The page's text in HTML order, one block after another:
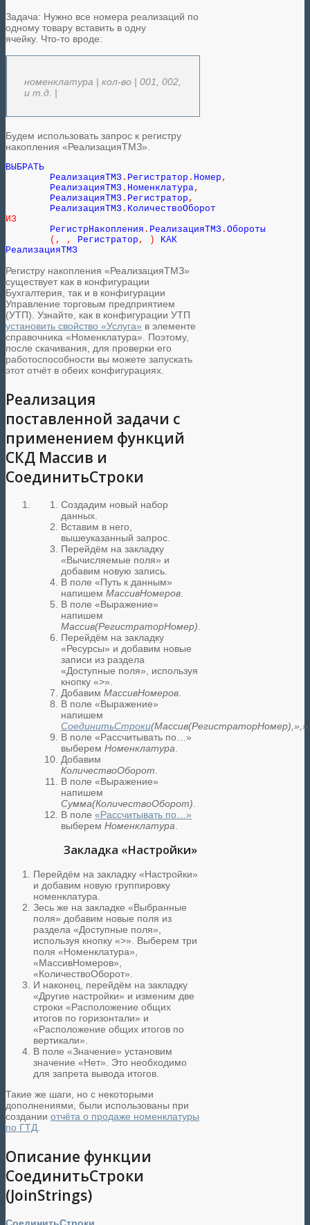
Задача: Нужно все номера реализаций по
одному товару вставить в одну
ячейку. Что-то вроде:
номенклатура | кол-во | 001, 002,
и т.д. |
Будем использовать запрос к регистру
накопления «РеализацияТМЗ».
ВЫБРАТЬ
	РеализацияТМЗ
. Регистратор . Номер ,
	РеализацияТМЗ
. Номенклатура,
	РеализацияТМЗ
. Регистратор ,
	РеализацияТМЗ
.
ИЗ
	РегистрНакопления
. РеализацияТМЗ . Обороты
( , , Регистратор , )
КАК
Регистру накопления «РеализацияТМЗ»
существует как в конфигурации
Бухгалтерия, так и в конфигурации
Управление торговым предприятием
(УТП). Узнайте, как в конфигурации УТП
установить свойство «Услуга» в элементе
справочника «Номенклатура». Поэтому,
после скачивания, для проверки его
работоспособности вы можете запускать
этот отчёт в обеих конфигурациях.
Реализация
поставленной задачи с
применением функций
СКД Массив и
СоединитьСтроки
Создадим новый набор
данных.
Вставим в него,
вышеуказанный запрос.
Перейдём на закладку
«Вычисляемые поля» и
добавим новую запись.
В поле «Путь к данным»
напишем МассивНомеров
В поле «Выражение»
напишем
Массив(РегистраторНомер)
Перейдём на закладку
«Ресурсы» и добавим новые
записи из раздела
«Доступные поля», используя
кнопку «>».
Добавим МассивНомеров
В поле «Выражение»
напишем
СоединитьСтроки
В поле «Рассчитывать по…»
выберем Номенклатура
Добавим
КоличествоОборот
В поле «Выражение»
напишем
Сумма(КоличествоОборот)
В поле «Рассчитывать по…»
выберем Номенклатура
Закладка «Настройки»
Перейдём на закладку «Настройки»
и добавим новую группировку
номенклатура.
Зесь же на закладке «Выбранные
поля» добавим новые поля из
раздела «Доступные поля»,
используя кнопку «>». Выберем три
поля «Номенклатура»,
«МассивНомеров»,
«КоличествоОборот».
И наконец, перейдём на закладку
«Другие настройки» и изменим две
строки «Расположение общих
итогов по горизонтали» и
«Расположение общих итогов по
вертикали».
В поле «Значение» установим
значение «Нет». Это необходимо
для запрета вывода итогов.
Такие же шаги, но с некоторыми
дополнениями, были использованы при
создании отчёта о продаже номенклатуры
по ГТД.
Описание функции
СоединитьСтроки
(JoinStrings)